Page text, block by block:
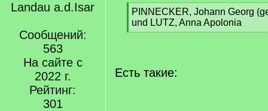
Landau a.d.Isar
Сообщений:
563
На сайте с
2022 г.
Рейтинг:
301
[
q
]
PINNECKER, Johann Georg
und LUTZ, Anna Apolonia
[
Есть такие: